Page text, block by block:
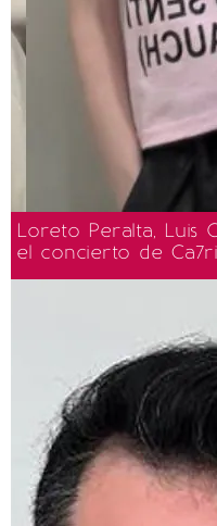
Loreto Peralta, Luis
el concierto de